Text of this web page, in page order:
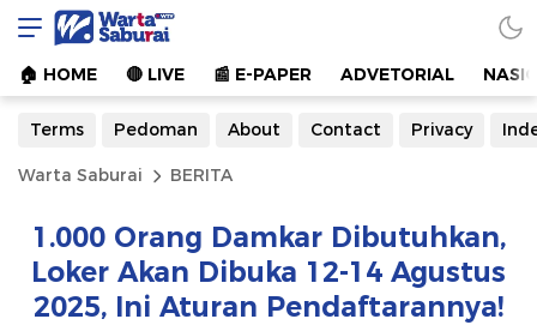
Warta Saburai
Sumber Informasi Terkini
🏠︎ HOME 🔴 LIVE 📰 E-PAPER ADVETORIAL
Terms Pedoman About Contact Privacy
Warta Saburai BERITA
1.000 Orang Damkar Dibutuhkan,
Loker Akan Dibuka 12-14 Agustus
2025, Ini Aturan Pendaftarannya!